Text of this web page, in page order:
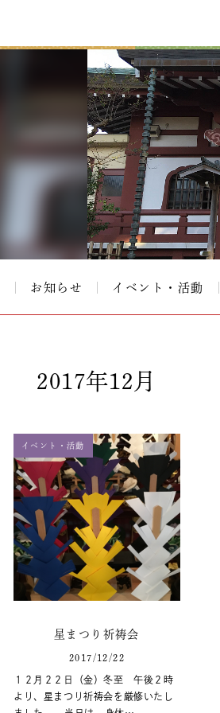
お知らせ イベント・活動
2017年12月
イベント・活動
星まつり祈祷会
2017/12/22
１２月２２日（金）冬至 午後２時
より、星まつり祈祷会を厳修いたし